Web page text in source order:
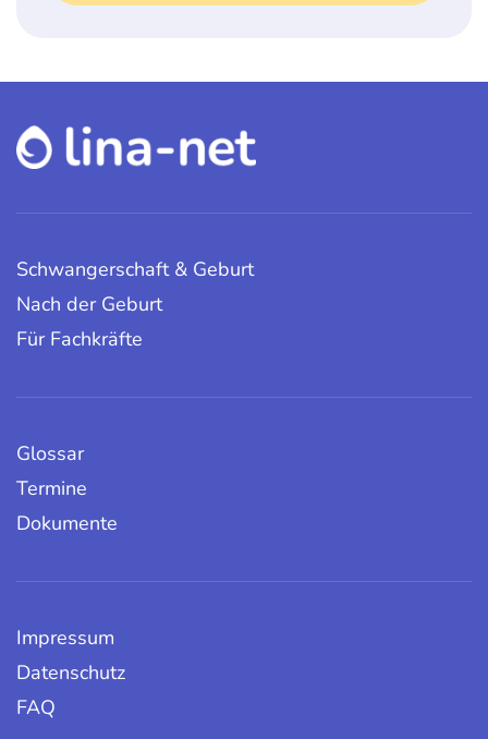
Schwangerschaft & Geburt
Nach der Geburt
Für Fachkräfte
Glossar
Termine
Dokumente
Impressum
Datenschutz
FAQ